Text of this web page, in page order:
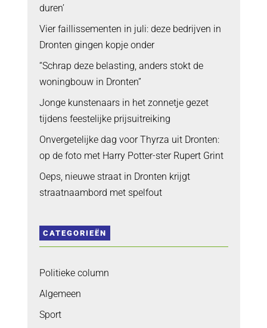
duren’
Vier faillissementen in juli: deze bedrijven in
Dronten gingen kopje onder
“Schrap deze belasting, anders stokt de
woningbouw in Dronten”
Jonge kunstenaars in het zonnetje gezet
tijdens feestelijke prijsuitreiking
Onvergetelijke dag voor Thyrza uit Dronten:
op de foto met Harry Potter-ster Rupert Grint
Oeps, nieuwe straat in Dronten krijgt
straatnaambord met spelfout
CATEGORIEËN
Politieke column
Algemeen
Sport